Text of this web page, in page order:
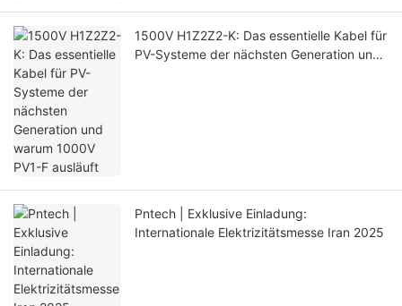
1500V H1Z2Z2-K: Das essentielle Kabel für
PV-Systeme der nächsten Generation und
Pntech | Exklusive Einladung:
Internationale Elektrizitätsmesse Iran 2025